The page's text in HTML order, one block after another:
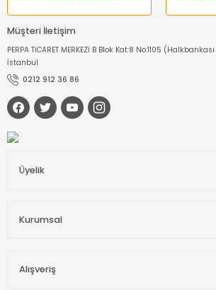
Müşteri İletişim
PERPA TİCARET MERKEZİ B Blok Kat:8 No:1105
İstanbul
0212 912 36 86
Üyelik
Kurumsal
Alışveriş